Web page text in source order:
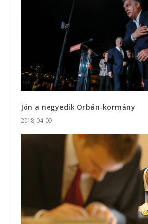
Jön a negyedik Orbán-kormány
2018-04-09